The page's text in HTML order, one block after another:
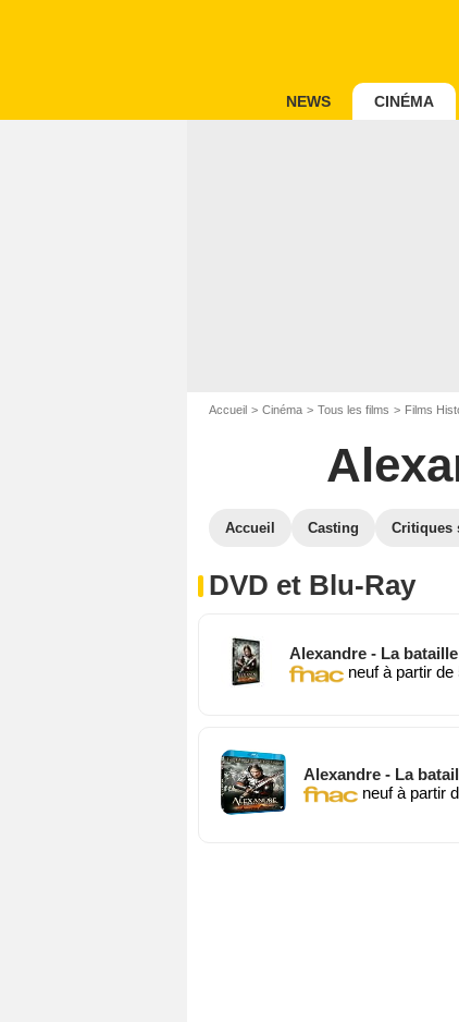
NEWS CINÉMA
Accueil Cinéma Tous les films Films
Accueil Casting Critiques
DVD et Blu-Ray
Alexandre - La
neuf à partir de
Alexandre - La
neuf à partir